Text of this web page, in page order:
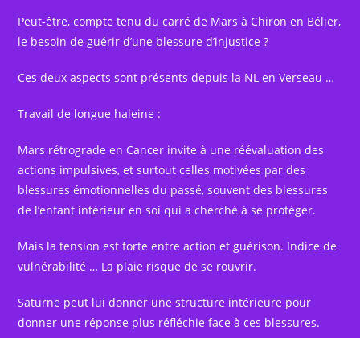
Peut-être, compte tenu du carré de Mars à Chiron en Bélier,
le besoin de guérir d’une blessure d’injustice ?
Ces deux aspects sont présents depuis la NL en Verseau …
Travail de longue haleine :
Mars rétrograde en Cancer invite à une réévaluation des
actions impulsives, et surtout celles motivées par des
blessures émotionnelles du passé, souvent des blessures
de l’enfant intérieur en soi qui a cherché à se protéger.
Mais la tension est forte entre action et guérison. Indice de
vulnérabilité … La plaie risque de se rouvrir.
Saturne peut lui donner une structure intérieure pour
donner une réponse plus réfléchie face à ces blessures.